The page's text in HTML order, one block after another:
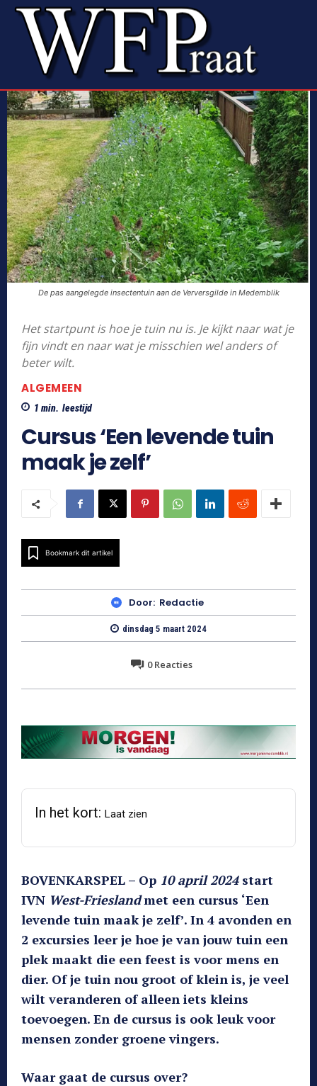
De pas aangelegde insectentuin aan de Verversgilde in Medemblik
Het startpunt is hoe je tuin nu is. Je kijkt naar wat je
fijn vindt en naar wat je misschien wel anders of
beter wilt.
ALGEMEEN
1 min. leestijd
Cursus ‘Een levende tuin
maak je zelf’
Bookmark dit artikel
Door: Redactie
dinsdag 5 maart 2024
0Reacties
In het kort: Laat zien
BOVENKARSPEL – Op 10 april 2024 start
IVN West-Frieslandmet een cursus ‘Een
levende tuin maak je zelf’. In 4 avonden en
2 excursies leer je hoe je van jouw tuin een
plek maakt die een feest is voor mens en
dier. Of je tuin nou groot of klein is, je veel
wilt veranderen of alleen iets kleins
toevoegen. En de cursus is ook leuk voor
mensen zonder groene vingers.
Waar gaat de cursus over?